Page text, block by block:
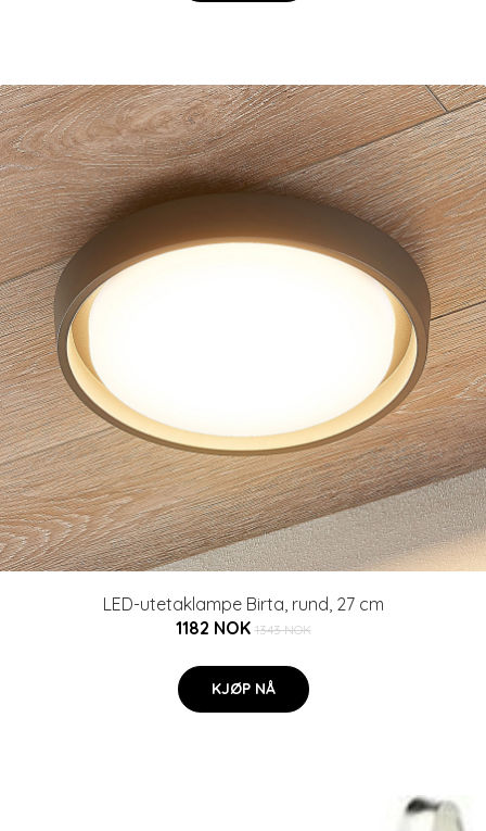
LED-utetaklampe Birta, rund, 27 cm
1182 NOK 1343 NOK
KJØP NÅ